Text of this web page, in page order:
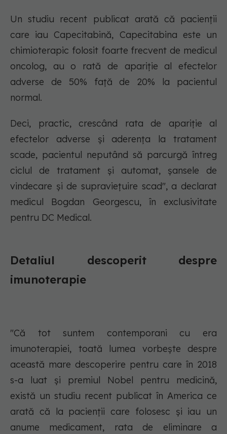
Un studiu recent publicat arată că pacienții
care iau Capecitabină, Capecitabina este un
chimioterapic folosit foarte frecvent de medicul
oncolog, au o rată de apariție al efectelor
adverse de 50% față de 20% la pacientul
normal.
Deci, practic, crescând rata de apariție al
efectelor adverse și aderența la tratament
scade, pacientul neputând să parcurgă întreg
ciclul de tratament și automat, șansele de
vindecare și de supraviețuire scad", a declarat
medicul Bogdan Georgescu, în exclusivitate
pentru DC Medical.
Detaliul descoperit despre
imunoterapie
"Că tot suntem contemporani cu era
imunoterapiei, toată lumea vorbește despre
această mare descoperire pentru care în 2018
s-a luat și premiul Nobel pentru medicină,
există un studiu recent publicat în America ce
arată că la pacienții care folosesc și iau un
anume medicament, rata de eliminare a